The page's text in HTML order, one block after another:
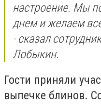
настроение. Мы
днем и желаем
- сказал
Лобыкин.
Гости приняли
выпечке блинов.